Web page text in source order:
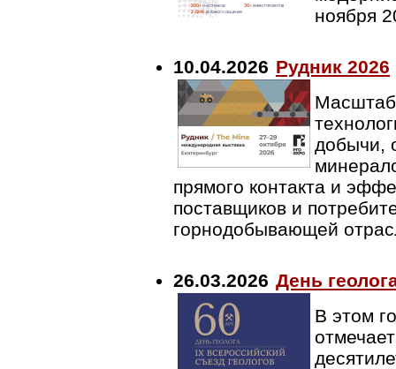
ноября
10.04.2026 Рудник 2026
добычи,
прямого контакта и
поставщиков и
горнодобывающей
26.03.2026 День
В этом